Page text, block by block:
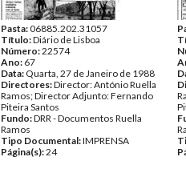
Pasta:06885.202.31057
Título:Diário de Lisboa
Número:22574
Ano: 67
Data: Quarta, 27 de Janeiro de 1988
Directores:Director: António Ruella
Ramos; Director Adjunto: Fernando
Piteira Santos
Fundo:DRR - Documentos Ruella
Ramos
Tipo Documental:IMPRENSA
Página(s):24